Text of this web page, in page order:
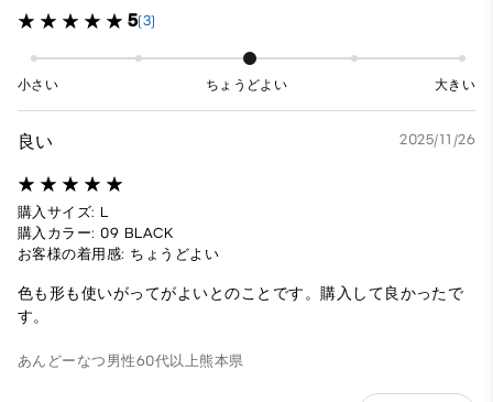
5(3)
小さい ちょうどよい 大きい
良い 2025/11/26
購入サイズ: L
購入カラー: 09 BLACK
お客様の着用感: ちょうどよい
色も形も使いがってがよいとのことです。購入して良かったで
す。
あんどーなつ 男性60代以上熊本県